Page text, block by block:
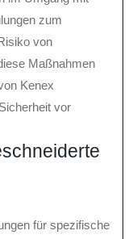
zum
von
Maßnahmen
Kenex
vor
für spezifische